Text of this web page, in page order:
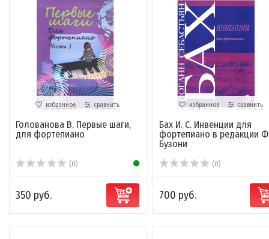
избранное сравнить
Голованова В. Первые шаги,
для фортепиано
(0)
350 руб.
избранное сравнить
Бах И. С. Инвенции для
фортепиано в редакции
Бузони
(0)
700 руб.